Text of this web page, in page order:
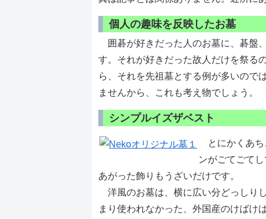
個人の趣味を反映したお墓
囲碁が好きだった人のお墓に、碁盤
す。それが好きだった故人だけを祭る
ら、それを先祖墓とする例が多いので
ませんから、これも考え物でしょう。
シンプルイズザベスト
とにかくあち
ンがごてごて
あがった飾りもうざいだけです。
洋風のお墓は、横に広い分どっしり
まり使われなかった、外国産のけばけ